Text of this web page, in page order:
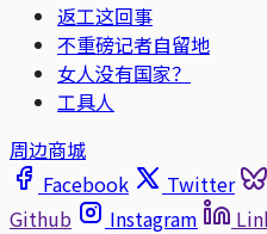
返工这回事
不重磅记者自留地
女人没有国家？
工具人
周边商城
Facebook
Twitter
Github
Instagram